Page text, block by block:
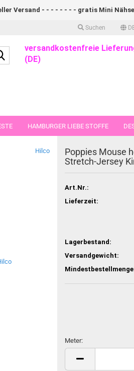
Suchen
- - - - - - - - gratis Mini
Suche...versandkostenfreie
(DE)
HAMBURGER LIEBE STOFFE
IN STÜCKEN VON 25 UND 50 CM
Hilco
Poppies Mouse
Stretch-Jersey
Art.Nr.:
Lieferzeit:
Lagerbestand:
Versandgewicht:
Meter:
Meter